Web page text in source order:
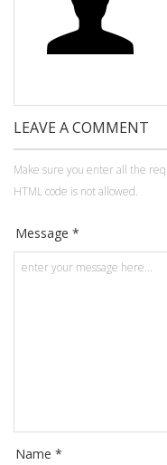
LEAVE A COMMENT
Make sure you enter all the
HTML code is not allowed.
Message *
Name *